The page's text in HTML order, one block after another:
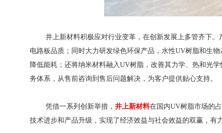
井上新材料积极应对行业变革，在创新发展上多管齐下。
电路板品质；同时大力研发绿色环保产品，水性UV树脂和生
降低能耗；还将纳米材料融入UV树脂，改善其力学、热和光
务体系，从售前咨询到售后问题解决，为客户提供贴心支持。
凭借一系列创新举措， 井上新材料在国内UV树脂市场的
技术进步和产品升级，实现了经济效益与社会效益的双赢，有